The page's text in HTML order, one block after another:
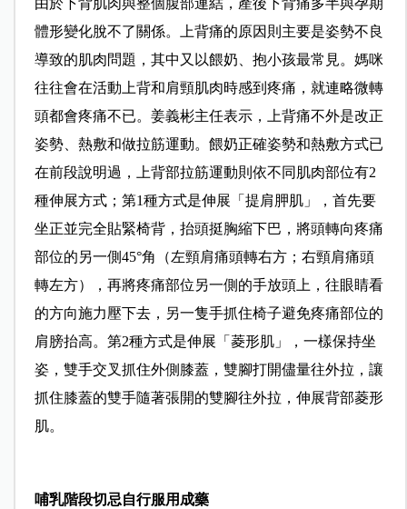
由於下背肌肉與整個腹部連結，產後下背痛多半與孕期
體形變化脫不了關係。上背痛的原因則主要是姿勢不良
導致的肌肉問題，其中又以餵奶、抱小孩最常見。媽咪
往往會在活動上背和肩頸肌肉時感到疼痛，就連略微轉
頭都會疼痛不已。姜義彬主任表示，上背痛不外是改正
姿勢、熱敷和做拉筋運動。餵奶正確姿勢和熱敷方式已
在前段說明過，上背部拉筋運動則依不同肌肉部位有2
種伸展方式；第1種方式是伸展「提肩胛肌」，首先要
坐正並完全貼緊椅背，抬頭挺胸縮下巴，將頭轉向疼痛
部位的另一側45°角（左頸肩痛頭轉右方；右頸肩痛頭
轉左方），再將疼痛部位另一側的手放頭上，往眼睛看
的方向施力壓下去，另一隻手抓住椅子避免疼痛部位的
肩膀抬高。第2種方式是伸展「菱形肌」，一樣保持坐
姿，雙手交叉抓住外側膝蓋，雙腳打開儘量往外拉，讓
抓住膝蓋的雙手隨著張開的雙腳往外拉，伸展背部菱形
肌。
哺乳階段切忌自行服用成藥